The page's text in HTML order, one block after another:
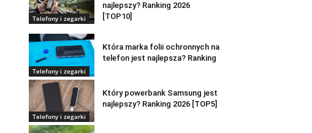
Telefony i zegarki
najlepszy? Ranking 2026
[TOP10]
Telefony i zegarki
Która marka folii ochronnych na
telefon jest najlepsza? Ranking
Telefony i zegarki
Który powerbank Samsung jest
najlepszy? Ranking 2026 [TOP5]